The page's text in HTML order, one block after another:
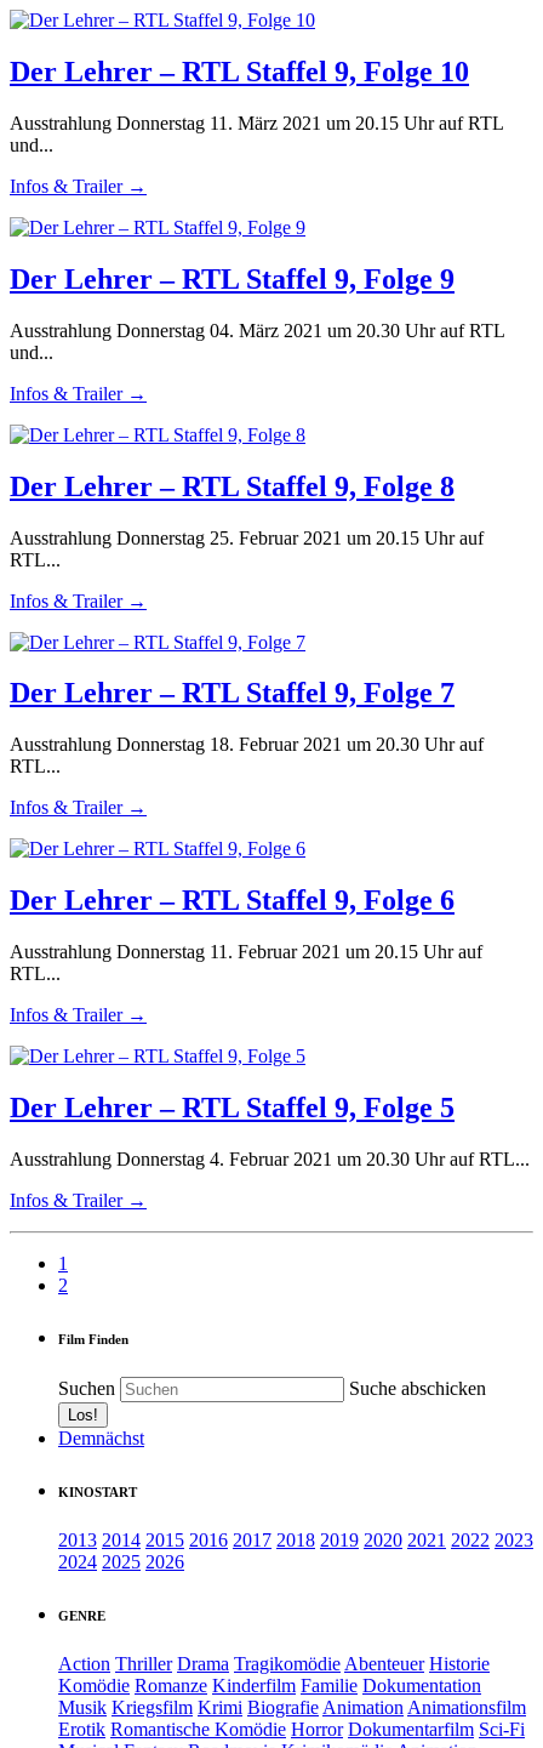
Der Lehrer – RTL Staffel 9, Folge 10
Ausstrahlung Donnerstag 11. März 2021 um 20.15 Uhr auf RTL
und...
Infos & Trailer →
Der Lehrer – RTL Staffel 9, Folge 9
Ausstrahlung Donnerstag 04. März 2021 um 20.30 Uhr auf RTL
und...
Infos & Trailer →
Der Lehrer – RTL Staffel 9, Folge 8
Ausstrahlung Donnerstag 25. Februar 2021 um 20.15 Uhr auf
RTL...
Infos & Trailer →
Der Lehrer – RTL Staffel 9, Folge 7
Ausstrahlung Donnerstag 18. Februar 2021 um 20.30 Uhr auf
RTL...
Infos & Trailer →
Der Lehrer – RTL Staffel 9, Folge 6
Ausstrahlung Donnerstag 11. Februar 2021 um 20.15 Uhr auf
RTL...
Infos & Trailer →
Der Lehrer – RTL Staffel 9, Folge 5
Ausstrahlung Donnerstag 4. Februar 2021 um 20.30 Uhr auf RTL...
Infos & Trailer →
1
2
Film Finden
Suchen Suche abschicken
Demnächst
KINOSTART
2013 2014 2015 2016 2017 2018 2019 2020 2021 2022 2023
2024 2025 2026
GENRE
Action Thriller Drama Tragikomödie Abenteuer Historie
Komödie Romanze Kinderfilm Familie Dokumentation
Musik Kriegsfilm Krimi Biografie Animation Animationsfilm
Erotik Romantische Komödie Horror Dokumentarfilm Sci-Fi